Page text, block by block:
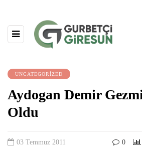
UNCATEGORIZED
Aydogan Demir
Oldu
03 Temmuz 2011 0